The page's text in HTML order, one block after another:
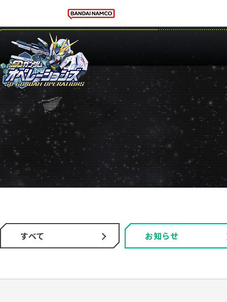
すべて お知らせ